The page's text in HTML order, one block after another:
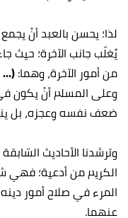
لذا؛ يحسن بالعبد أنْ
يُغلّب جانب الآخرة؛ حيث
من أمور الآخرة، وهما:
وعلى المسلم أنْ يكون
ضعف نفسه وعجزه، بل
وترشدنا الأحاديث
الكريم من أدعية؛ فهي
المرء في صلاح أمور دينه
عنهما.